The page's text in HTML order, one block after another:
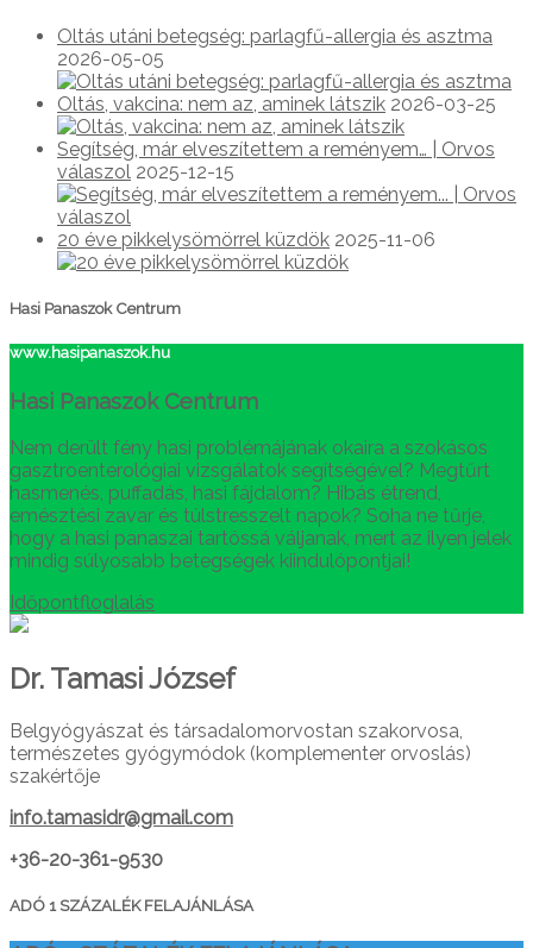
Oltás utáni betegség: parlagfű-allergia és asztma
2026-05-05
Oltás, vakcina: nem az, aminek látszik 2026-03-25
Segítség, már elveszítettem a reményem… | Orvos
válaszol 2025-12-15
20 éve pikkelysömörrel küzdök 2025-11-06
Hasi Panaszok Centrum
www.hasipanaszok.hu
Hasi Panaszok Centrum
Nem derült fény hasi problémájának okaira a szokásos
gasztroenterológiai vizsgálatok segítségével? Megtűrt
hasmenés, puffadás, hasi fájdalom? Hibás étrend,
emésztési zavar és túlstresszelt napok? Soha ne tűrje,
hogy a hasi panaszai tartóssá váljanak, mert az ilyen jelek
mindig súlyosabb betegségek kiindulópontjai!
Időpontfloglalás
Dr. Tamasi József
Belgyógyászat és társadalomorvostan szakorvosa,
természetes gyógymódok (komplementer orvoslás)
szakértője
info.tamasidr@gmail.com
+36-20-361-9530
ADÓ 1 SZÁZALÉK FELAJÁNLÁSA